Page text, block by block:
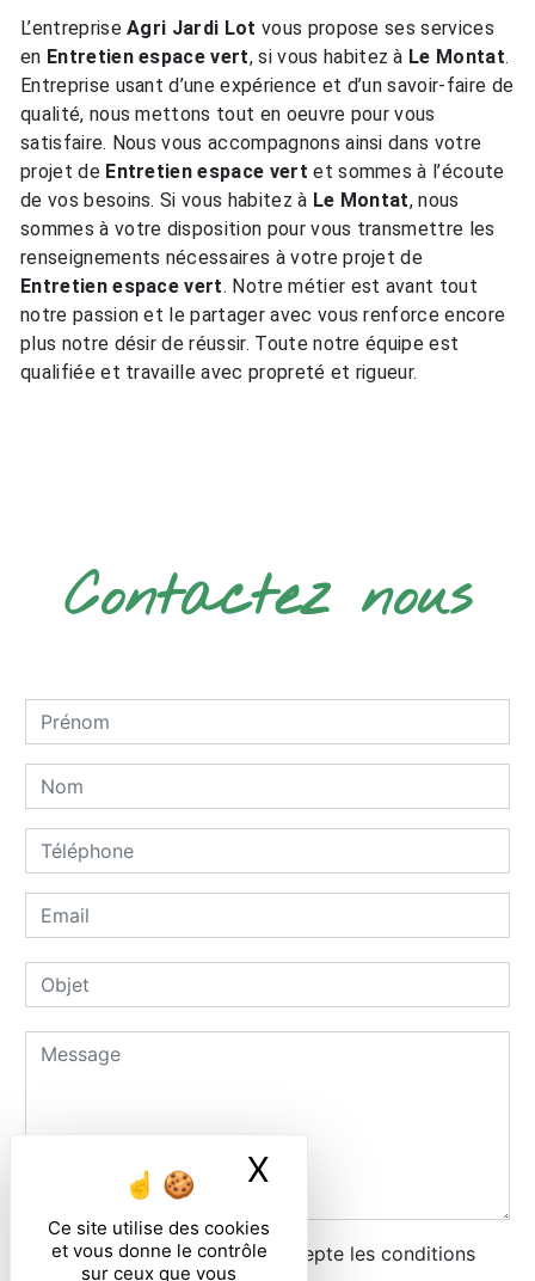
Ce site utilise des cookies
et vous donne le contrôle
sur ceux que vous
X
L’entrepriseAgri Jardi Lot vous propose ses services
en Entretien espace vert, si vous habitez à Le Montat.
Entreprise usant d’une expérience et d’un savoir-faire de
qualité, nous mettons tout en oeuvre pour vous
satisfaire. Nous vous accompagnons ainsi dans votre
projet de Entretien espace vert et sommes à l’écoute
de vos besoins. Si vous habitez à Le Montat, nous
sommes à votre disposition pour vous transmettre les
renseignements nécessaires à votre projet de
Entretien espace vert. Notre métier est avant tout
notre passion et le partager avec vous renforce encore
plus notre désir de réussir. Toute notre équipe est
qualifiée et travaille avec propreté et rigueur.
Contactez nous
En cochant cette case, j'accepte les conditions